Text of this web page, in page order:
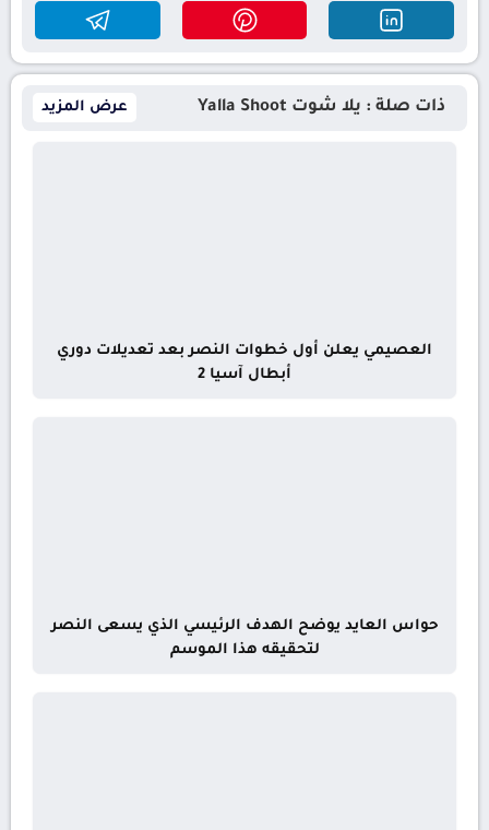
ذات صلة : يلا شوت Yalla Shoot عرض المزيد
العصيمي يعلن أول خطوات النصر بعد تعديلات دوري
أبطال آسيا 2
حواس العايد يوضح الهدف الرئيسي الذي يسعى النصر
لتحقيقه هذا الموسم